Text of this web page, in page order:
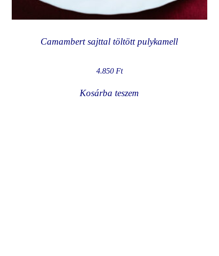
Camambert sajttal töltött pulykamell
4.850 Ft
Kosárba teszem